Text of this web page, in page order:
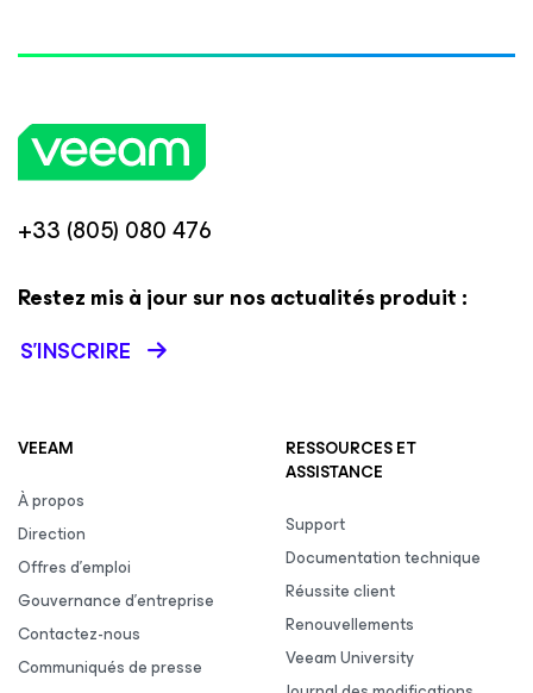
+33 (805) 080 476
Restez mis à jour sur nos actualités produit :
S’INSCRIRE
VEEAM
À propos
Direction
Offres d’emploi
Gouvernance d’entreprise
Contactez-nous
Communiqués de presse
RESSOURCES ET
ASSISTANCE
Support
Documentation technique
Réussite client
Renouvellements
Veeam University